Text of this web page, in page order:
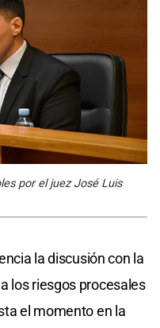
por el juez José Luis
la discusión con la
los riesgos procesales
el momento en la